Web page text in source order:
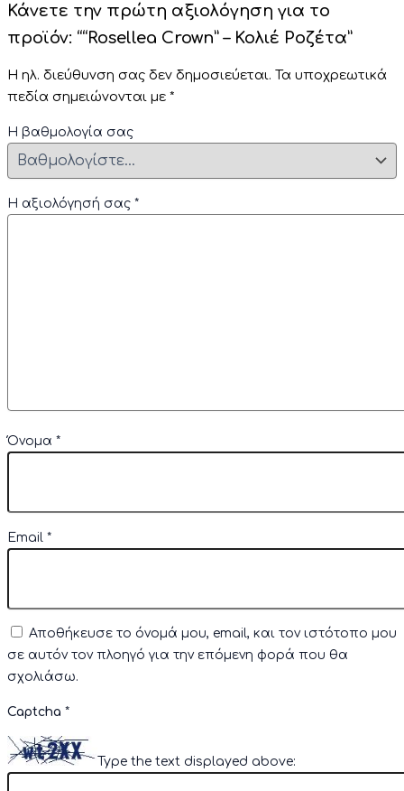
Κάνετε την πρώτη αξιολόγηση για το
προϊόν: ““Rosellea Crown” – Κολιέ Ροζέτα”
Η ηλ. διεύθυνση σας δεν δημοσιεύεται. Τα υποχρεωτικά
πεδία σημειώνονται με *
Η βαθμολογία σας
Η αξιολόγησή σας *
Όνομα *
Email *
Αποθήκευσε το όνομά μου, email, και τον ιστότοπο μου
σε αυτόν τον πλοηγό για την επόμενη φορά που θα
σχολιάσω.
Captcha *
Type the text displayed above: